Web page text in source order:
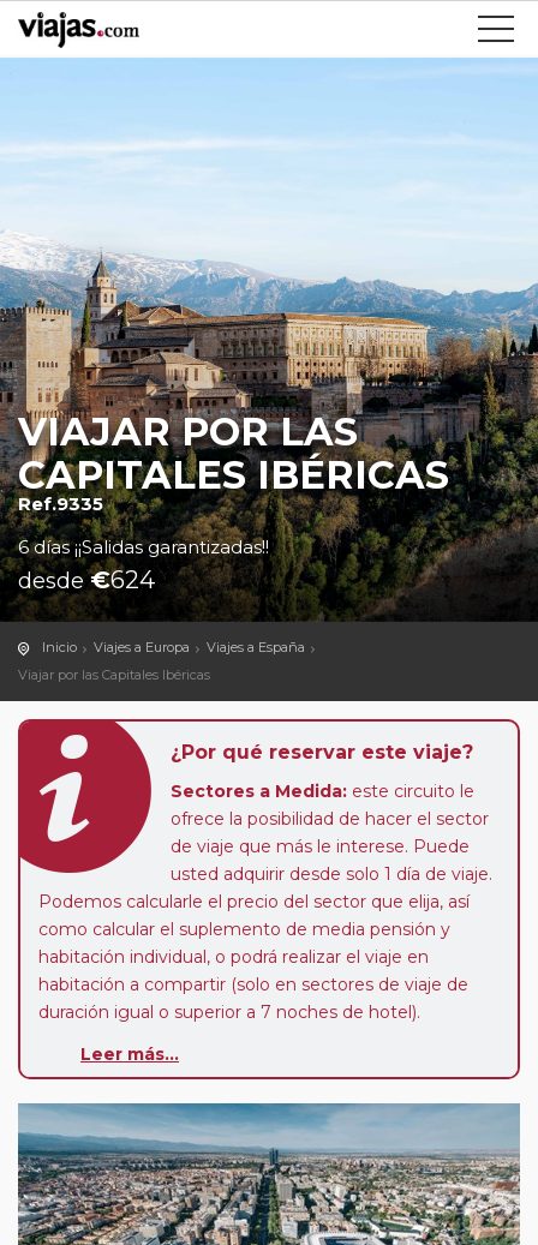
VIAJAR POR LAS
CAPITALES IBÉRICAS
Ref.9335
6 días ¡¡Salidas garantizadas!!
desde€624
Inicio Viajes a Europa
Viajes a España
Viajar por las Capitales Ibéricas
¿Por qué reservar este viaje?
Sectores a Medida: este circuito le
ofrece la posibilidad de hacer el sector
de viaje que más le interese. Puede
usted adquirir desde solo 1 día de viaje.
Podemos calcularle el precio del sector que elija, así
como calcular el suplemento de media pensión y
habitación individual, o podrá realizar el viaje en
habitación a compartir (solo en sectores de viaje de
duración igual o superior a 7 noches de hotel).
Paradas en Ruta:
su viaje, en la ciudad que desee por período de 1, 3, 4 o
7 noches según circuito y fechas de salida. Es
fundamental que el circuito tenga salida posterior a la
fecha escogida y permita la salida deseada. El
suplemento por parada efectuada es de 40 Euros/52
Leer más...